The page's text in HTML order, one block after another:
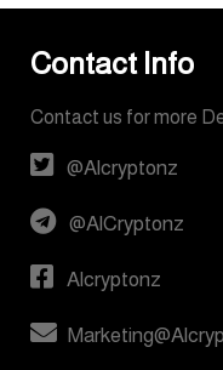
Contact Info
Contact us for more
@Alcryptonz
@AlCryptonz
Alcryptonz